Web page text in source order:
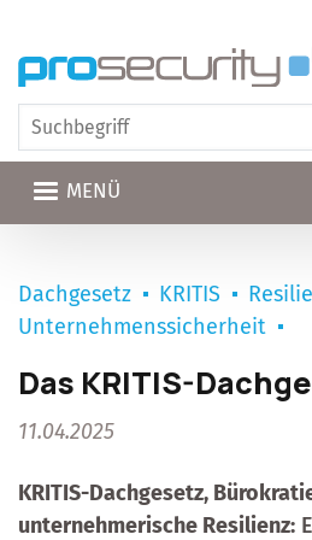
MENÜ
Dachgesetz KRITIS
Unternehmenssicherheit
Das KRITIS-
11.04.2025
KRITIS-Dachgesetz,
unternehmerische Resilienz: